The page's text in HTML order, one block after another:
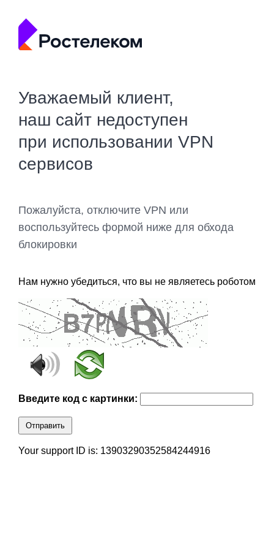
Уважаемый клиент,
наш сайт недоступен
при использовании VPN
сервисов
Пожалуйста, отключите VPN или
воспользуйтесь формой ниже для обхода
блокировки
Нам нужно убедиться, что вы не являетесь роботом
Введите код с картинки:
Отправить
Your support ID is: 13903290352584244916